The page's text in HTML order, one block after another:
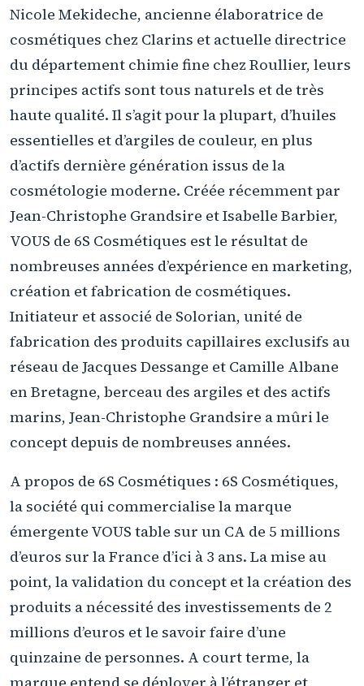
Nicole Mekideche, ancienne élaboratrice de
cosmétiques chez Clarins et actuelle directrice
du département chimie fine chez Roullier, leurs
principes actifs sont tous naturels et de très
haute qualité. Il s’agit pour la plupart, d’huiles
essentielles et d’argiles de couleur, en plus
d’actifs dernière génération issus de la
cosmétologie moderne. Créée récemment par
Jean-Christophe Grandsire et Isabelle Barbier,
VOUS de 6S Cosmétiques est le résultat de
nombreuses années d’expérience en marketing,
création et fabrication de cosmétiques.
Initiateur et associé de Solorian, unité de
fabrication des produits capillaires exclusifs au
réseau de Jacques Dessange et Camille Albane
en Bretagne, berceau des argiles et des actifs
marins, Jean-Christophe Grandsire a mûri le
concept depuis de nombreuses années.
A propos de 6S Cosmétiques : 6S Cosmétiques,
la société qui commercialise la marque
émergente VOUS table sur un CA de 5 millions
d’euros sur la France d’ici à 3 ans. La mise au
point, la validation du concept et la création des
produits a nécessité des investissements de 2
millions d’euros et le savoir faire d’une
quinzaine de personnes. A court terme, la